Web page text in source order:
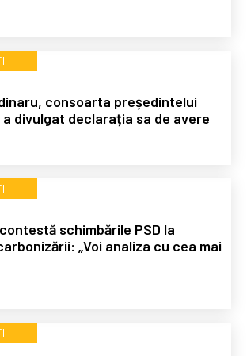
consoarta președintelui
a divulgat declarația sa de avere
schimbările PSD la
„Voi analiza cu cea mai